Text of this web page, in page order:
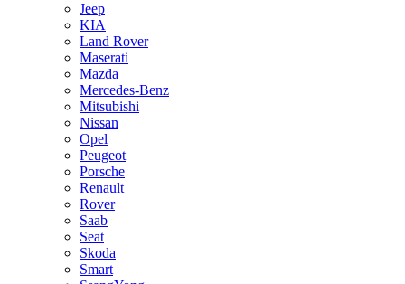
Jeep
KIA
Land Rover
Maserati
Mazda
Mercedes-Benz
Mitsubishi
Nissan
Opel
Peugeot
Porsche
Renault
Rover
Saab
Seat
Skoda
Smart